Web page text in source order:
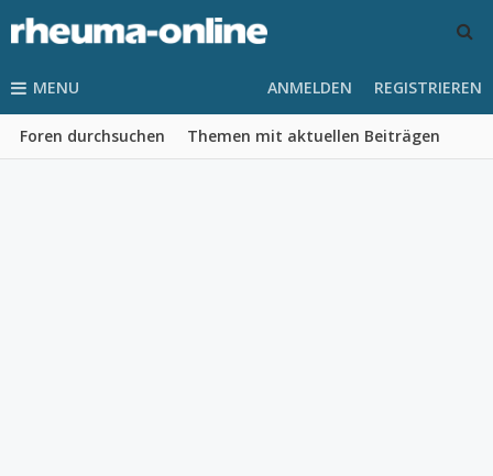
MENU
Foren durchsuchen Themen mit aktuellen Beiträgen
ANMELDEN REGISTRIEREN